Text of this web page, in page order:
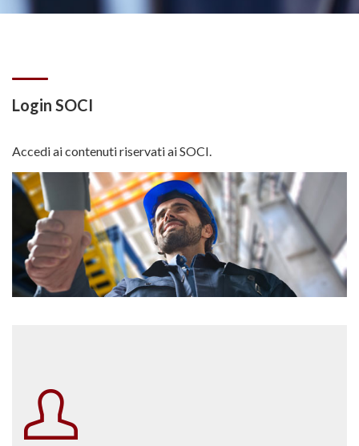
Login SOCI
Accedi ai contenuti riservati ai SOCI.